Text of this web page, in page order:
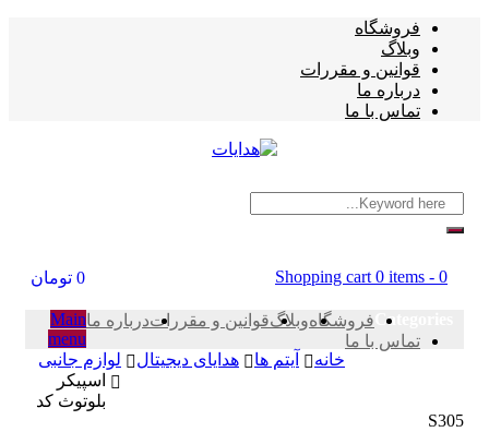
فروشگاه
وبلاگ
قوانین و مقررات
درباره ما
تماس با ما
Shopping cart 0 items تومان
فروشگاهوبلاگقوانین و مقررات درباره ما
تماس با ما
Main
menu
خانه
آیتم ها هدایای دیجیتال
لوازم جانبی
اسپیکر
بلوتوث کد
S305